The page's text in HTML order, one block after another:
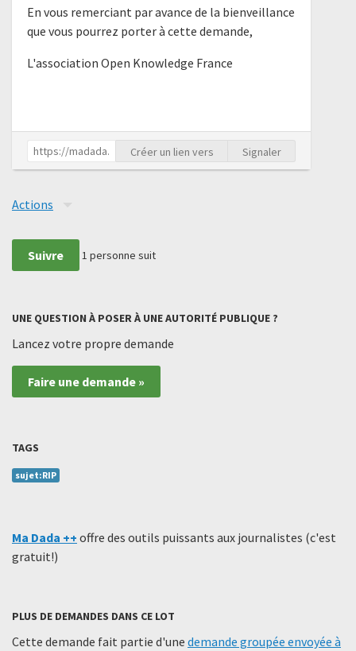
En vous remerciant par avance de la bienveillance
que vous pourrez porter à cette demande,
L'association Open Knowledge France
Créer un lien vers Signaler
Actions
Suivre 1 personne suit
UNE QUESTION À POSER À UNE AUTORITÉ PUBLIQUE ?
Lancez votre propre demande
Faire une demande »
TAGS
sujet:RIP
Ma Dada ++ offre des outils puissants aux journalistes (c'est
gratuit!)
PLUS DE DEMANDES DANS CE LOT
Cette demande fait partie d'une demande groupée envoyée à